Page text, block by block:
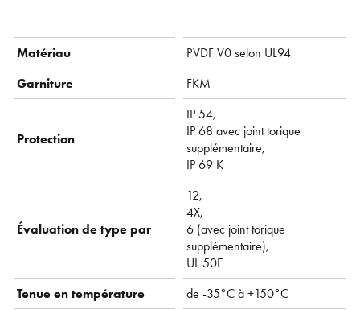
Matériau
PVDF V0 selon UL94
Garniture
FKM
Protection
IP 54,
IP 68 avec joint torique
supplémentaire,
IP 69 K
Évaluation de type par
12,
4X,
6 (avec joint torique
supplémentaire),
UL 50E
Tenue en température
de -35°C à +150°C